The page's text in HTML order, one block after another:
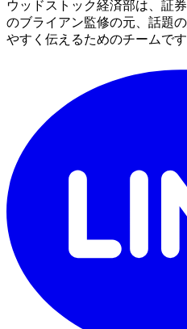
ウッドストック経済部は、証
のブライアン監修の元、話題
やすく伝えるためのチームです